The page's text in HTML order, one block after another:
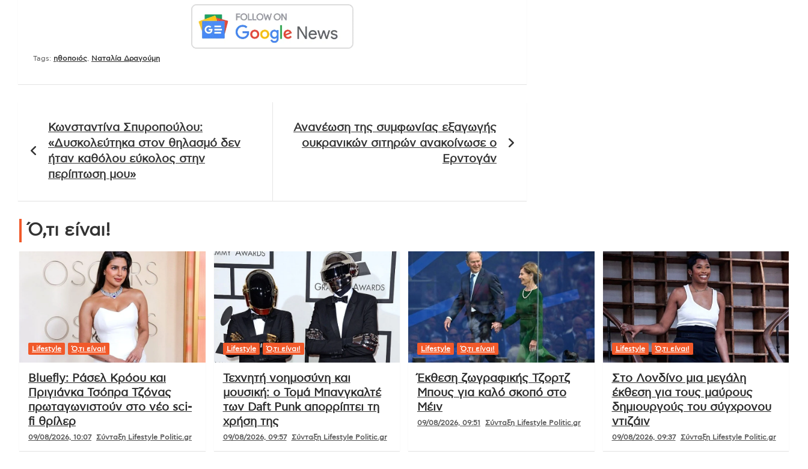
Τι θα περιλαμβάνουν
Ακολουθήστε μας και στο Google News
Tags: ηθοποιός Ναταλία Δραγούμη
Πλοήγηση
άρθρων
Κωνσταντίνα Σπυροπούλου:
«Δυσκολεύτηκα στον θηλασμό δεν
ήταν καθόλου εύκολος στην
περίπτωση μου»
Ανανέωση της συμφωνίας εξαγωγής
ουκρανικών σιτηρών ανακοίνωσε ο
Ερντογάν
Ό,τι είναι!